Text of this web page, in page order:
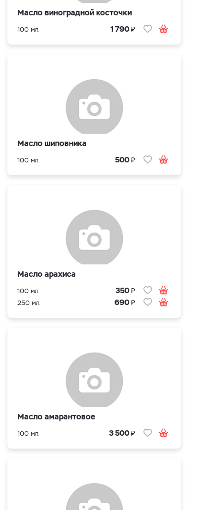
Масло виноградной косточки
100 мл. 1 790₽
Масло шиповника
100 мл. 500₽
Масло арахиса
100 мл. 350₽
250 мл. 690₽
Масло амарантовое
100 мл. 3 500₽